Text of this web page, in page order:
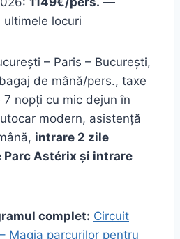
locuri
– Paris – București,
de mână/pers., taxe
nopți cu mic dejun în
modern, asistență
intrare 2 zile
Parc Astérix și intrare
complet: Circuit
Magia parcurilor pentru